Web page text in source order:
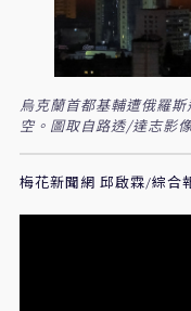
烏克蘭首都基輔遭俄羅
空。圖取自路透/達志影
梅花新聞網 邱啟霖/綜合